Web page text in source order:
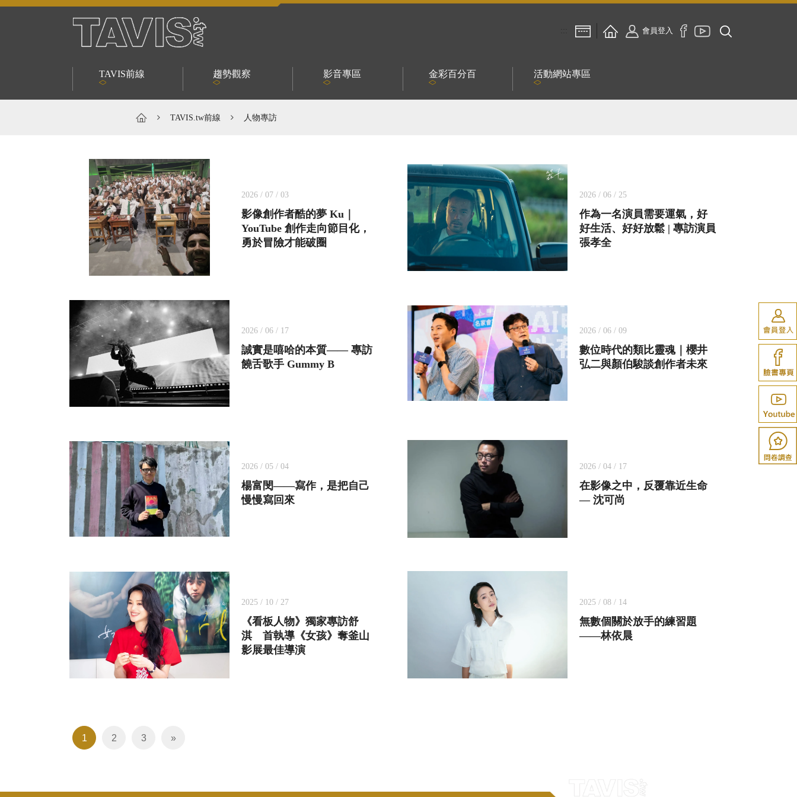
跳到主要內容區塊
會員登入
TAVIS前線 趨勢觀察 影音專區 金彩百分百 活動網站專區
TAVIS.tw前線 人物專訪
2026 / 07 / 03
影像創作者酷的夢 Ku｜
YouTube 創作走向節目化，
勇於冒險才能破圈
2026 / 06 / 25
作為一名演員需要運氣，好
好生活、好好放鬆 | 專訪演員
張孝全
2026 / 06 / 17
誠實是嘻哈的本質—— 專訪
饒舌歌手 Gummy B
2026 / 06 / 09
數位時代的類比靈魂｜櫻井
弘二與顏伯駿談創作者未來
2026 / 05 / 04
楊富閔——寫作，是把自己
慢慢寫回來
2026 / 04 / 17
在影像之中，反覆靠近生命
— 沈可尚
2025 / 10 / 27
《看板人物》獨家專訪舒
淇 首執導《女孩》奪釜山
影展最佳導演
2025 / 08 / 14
無數個關於放手的練習題
——林依晨
1 2 3 »